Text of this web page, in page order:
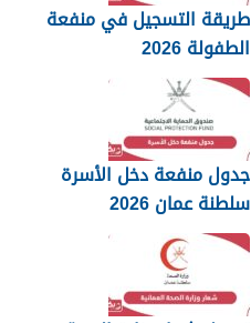
طريقة التسجيل في منفعة
الطفولة 2026
جدول منفعة دخل الأسرة
سلطنة عمان 2026